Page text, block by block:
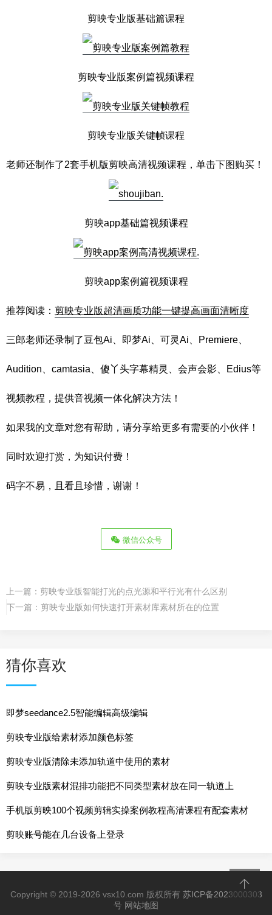
剪映专业版基础篇课程
剪映专业版案例篇视频课程
剪映专业版关键帧课程
老师还制作了2套手机版剪映高清视频课程，单击下图购买！
剪映app基础篇视频课程
剪映app案例篇视频课程
推荐阅读： 剪映专业版超清画质功能一键提高画面清晰度
三郎老师还录制了豆包Ai、即梦Ai、可灵Ai、Premiere、
Audition、camtasia、傻丫头字幕精灵、会声会影、Edius等
视频教程，提供音视频一体化解决方法！
如果我的文章对您有帮助，请分享给更多有需要的小伙伴！
同时欢迎打赏，为知识付费！
码字不易，且看且珍惜，谢谢！
微信公众号
上一篇： 剪映专业版智能打光的点光源和平行光有什么区别
下一篇： 剪映专业版如何快速打开素材库素材所在的位置
猜你喜欢
即梦seedance2.5智能编辑高级编辑
剪映专业版给素材添加颜色标签
剪映专业版清除未添加轨道中使用的素材
剪映专业版素材混排功能把不同类型素材放在同一轨道上
手机版剪映100个视频剪辑实操案例教程高清课程有配套素材
剪映账号能在几台设备上登录
Copyright © 2019-2026 vsx10.com 版权所有 苏ICP备2023000303
号 网站地图